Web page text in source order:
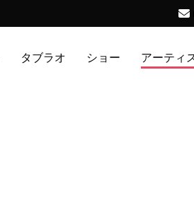
タブラオ ショー アーティ